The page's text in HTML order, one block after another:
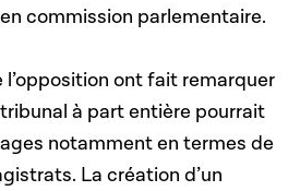
commission parlementaire.
ont fait remarquer
à part entière pourrait
notamment en termes de
La création d’un